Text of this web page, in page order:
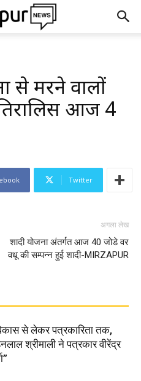
से मरने वालों
आज 4
Twitter
अगला लेख
शादी योजना अंतर्गत आज 40 जोडे वर
वधू की सम्पन्न हुई शादी-MIRZAPUR
से लेकर पत्रकारिता तक,
श्रीमाली ने पत्रकार वीरेंद्र